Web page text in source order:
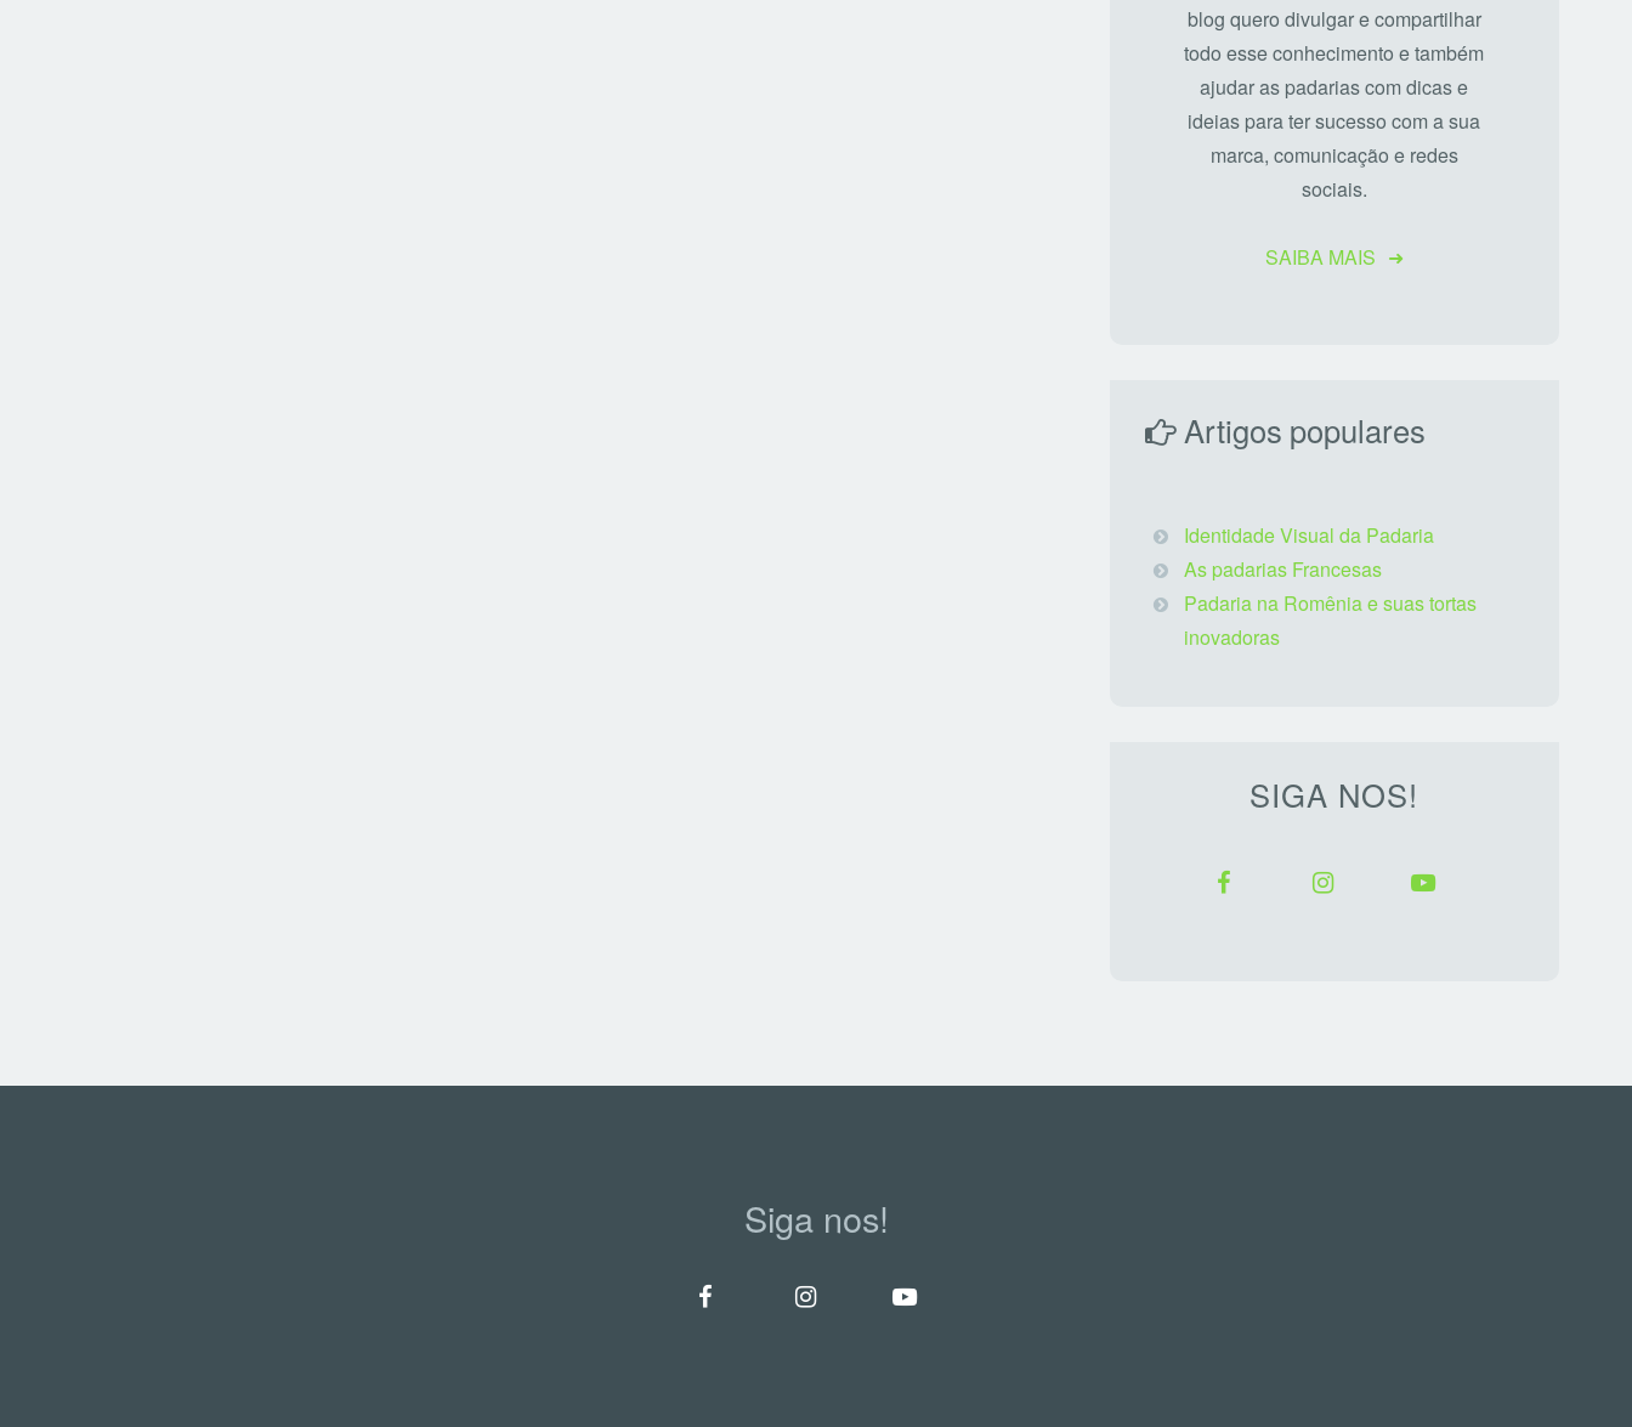
blog quero divulgar e compartilhar
todo esse conhecimento e também
ajudar as padarias com dicas e
ideias para ter sucesso com a sua
marca, comunicação e redes
sociais.
SAIBA MAIS
Artigos populares
Identidade Visual da Padaria
As padarias Francesas
Padaria na Romênia e suas tortas
inovadoras
SIGA NOS!
Siga nos!